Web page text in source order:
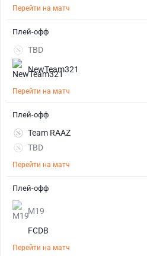
Перейти на матч
TBD
NewTeam321
Перейти на матч
Плей-офф
Team RAAZ
TBD
Перейти на матч
Плей-офф
M19
FCDB
Перейти на матч
Плей-офф